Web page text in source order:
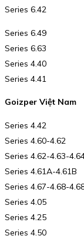
Series 6.42
Series 6.49
Series 6.63
Series 4.40
Series 4.41
Goizper Việt Nam
Series 4.42
Series 4.60-4.62
Series 4.62-4.63-
Series 4.61A-4.61B
Series 4.67-4.68-
Series 4.05
Series 4.25
Series 4.50